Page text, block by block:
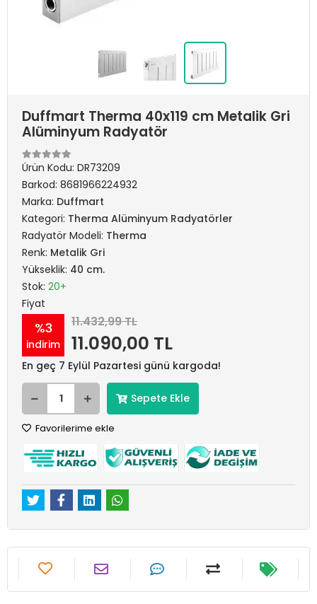
Duffmart Therma 40x119 cm Metalik Gri
Alüminyum Radyatör
Ürün Kodu: DR73209
Barkod: 8681966224932
Marka: Duffmart
Kategori: Therma Alüminyum Radyatörler
Radyatör Modeli: Therma
Renk: Metalik Gri
Yükseklik: 40 cm.
Stok: 20+
Fiyat
%3
indirim
11.432,99 TL
11.090,00 TL
En geç 7 Eylül Pazartesi günü kargoda!
Sepete Ekle
Favorilerime ekle